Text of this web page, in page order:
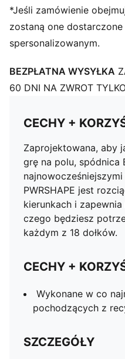
*Jeśli zamówienie
zostaną one
spersonalizowanym.
BEZPŁATNA WYSYŁKA
60 DNI NA ZWROT
CECHY +
Zaprojektowana, aby
grę na polu, spódnica
PWRSHAPE jest
kierunkach i
czego będziesz
każdym z 18 dołków.
CECHY +
Wykonane w co
pochodzących z
SZCZEGÓŁY